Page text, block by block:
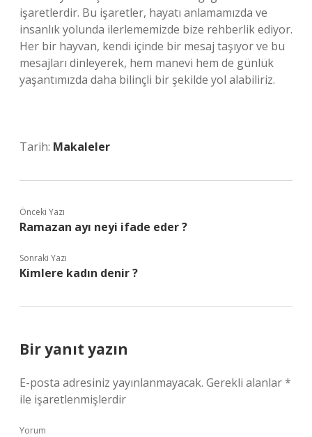
işaretlerdir. Bu işaretler, hayatı anlamamızda ve
insanlık yolunda ilerlememizde bize rehberlik ediyor.
Her bir hayvan, kendi içinde bir mesaj taşıyor ve bu
mesajları dinleyerek, hem manevi hem de günlük
yaşantımızda daha bilinçli bir şekilde yol alabiliriz.
Tarih: Makaleler
Önceki Yazı
Ramazan ayı neyi ifade eder ?
Sonraki Yazı
Kimlere kadın denir ?
Bir yanıt yazın
E-posta adresiniz yayınlanmayacak. Gerekli alanlar*
ile işaretlenmişlerdir
Yorum